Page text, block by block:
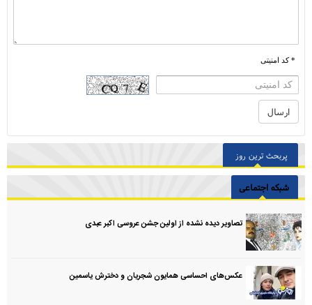
* کد امنیتی
پربحث ترین روز
شبکه اجتماعی
تصاویر دیده نشده از اولین جشن عروسی اکبر عبدی
عکس‌های احساسی همایون شجریان و دخترش یاسمین